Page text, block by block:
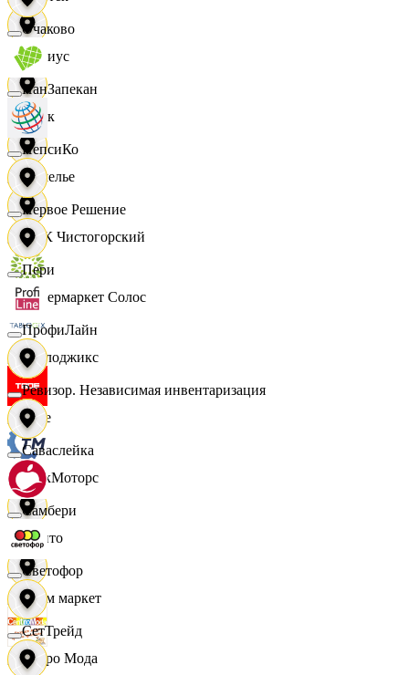
Сириус
Смак
Сомелье
СПК Чистогорский
Супермаркет Солос
Таблоджикс
Твое
ТракМоторс
Фрито
Хоум маркет
Цетро Мода
Очаково
ПанЗапекан
ПепсиКо
Первое Решение
Пери
ПрофиЛайн
Ревизор. Независимая инвентаризация
Саваслейка
Самбери
Светофор
СетТрейд